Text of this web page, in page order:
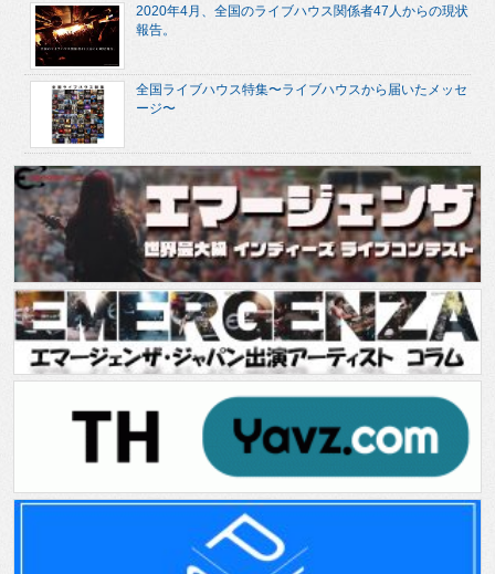
2020年4月、全国のライブハウス関係者47人からの現状
報告。
全国ライブハウス特集〜ライブハウスから届いたメッセ
ージ〜